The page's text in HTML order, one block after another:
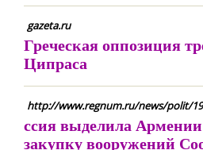
gazeta.ru
Греческая оппозиция
Ципраса
http://www.regnum.ru/news/polit/
ссия выделила
закупку вооружений